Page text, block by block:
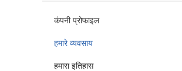
कंपनी प्रोफाइल
हमारे व्यवसाय
हमारा इतिहास